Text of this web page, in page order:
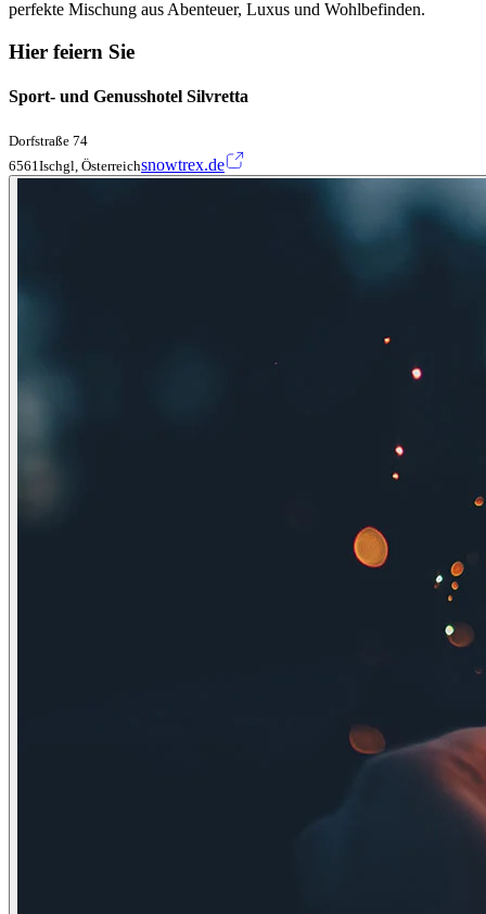
perfekte Mischung aus Abenteuer, Luxus und Wohlbefinden.
Hier feiern Sie
Sport- und Genusshotel Silvretta
Dorfstraße 74
6561Ischgl, Österreichsnowtrex.de